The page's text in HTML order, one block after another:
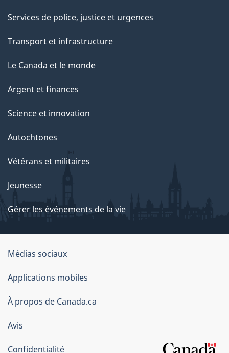
Services de police, justice et urgences
Transport et infrastructure
Le Canada et le monde
Argent et finances
Science et innovation
Autochtones
Vétérans et militaires
Jeunesse
Gérer les événements de la vie
Organisation
du
gouvernement
du
Canada
Médias sociaux
Applications mobiles
À propos de Canada.ca
Avis
Confidentialité